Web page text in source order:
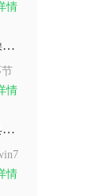
情
大白菜u盘启动快捷键查询怎么操作？
情
如何利用大白菜超级u盘装机工具重装系统win7？
情